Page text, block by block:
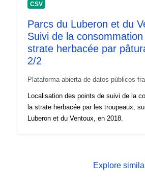
CSV
Parcs du Luberon et du
Suivi de la
strate herbacée par
2/2
Plataforma abierta de datos públicos
Localisation des points de suivi de la
la strate herbacée par les troupeaux,
Luberon et du Ventoux, en 2018.
Explore